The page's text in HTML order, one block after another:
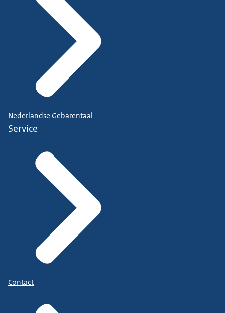
Nederlandse Gebarentaal
Service
Contact